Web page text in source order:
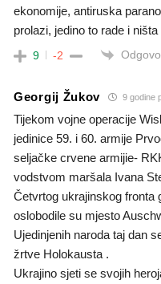
ekonomije, antiruska
prolazi, jedino to rade i
9 -2
Georgij Žukov 9 godine
Tijekom vojne operacije
jedinice 59. i 60. armije
seljačke crvene armijie-
vodstvom maršala Ivana
Četvrtog ukrajinskog fronta
oslobodile su mjesto
Ujedinjenih naroda taj dan
žrtve Holokausta .
Ukrajino sjeti se svojih